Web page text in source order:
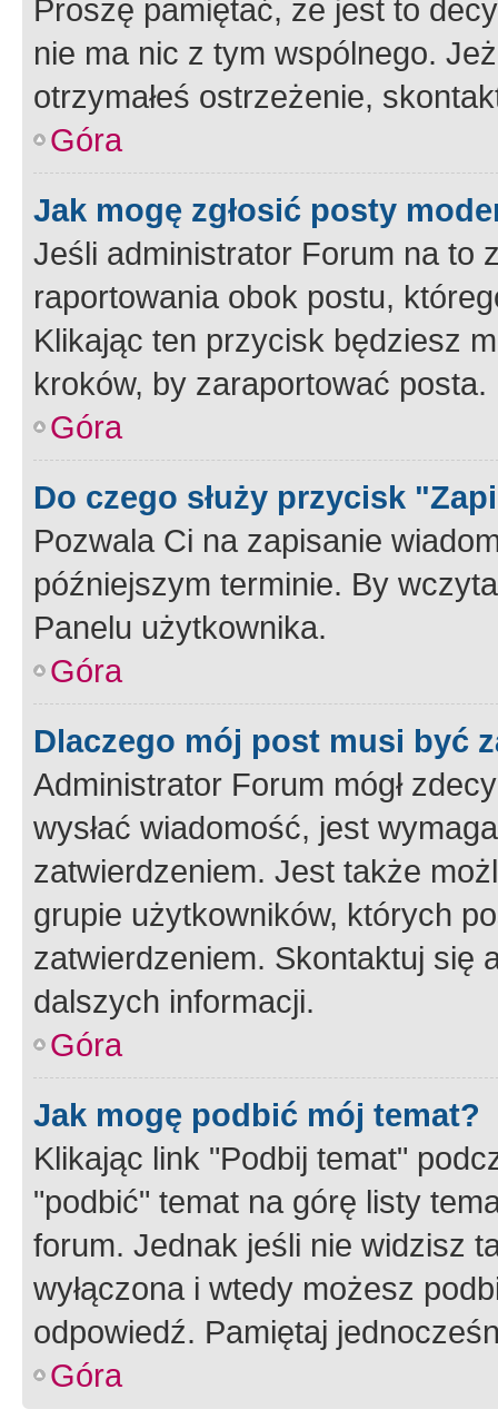
Proszę pamiętać, że jest to
nie ma nic z tym wspólnego.
otrzymałeś ostrzeżenie,
Góra
Jak mogę zgłosić posty
Jeśli administrator Forum na to
raportowania obok postu,
Klikając ten przycisk będziesz
kroków, by zaraportować posta.
Góra
Do czego służy przycisk
Pozwala Ci na zapisanie
późniejszym terminie. By
Panelu użytkownika.
Góra
Dlaczego mój post musi być
Administrator Forum mógł
wysłać wiadomość, jest
zatwierdzeniem. Jest także
grupie użytkowników, których
zatwierdzeniem. Skontaktuj się
dalszych informacji.
Góra
Jak mogę podbić mój temat?
Klikając link "Podbij temat"
"podbić" temat na górę listy
forum. Jednak jeśli nie widzisz
wyłączona i wtedy możesz
odpowiedź. Pamiętaj
Góra